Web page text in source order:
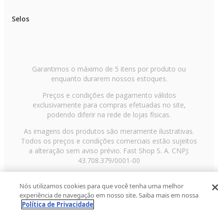
Selos
Garantimos o máximo de 5 itens por produto ou
enquanto durarem nossos estoques.
Preços e condições de pagamento válidos
exclusivamente para compras efetuadas no site,
podendo diferir na rede de lojas físicas.
As imagens dos produtos são meramente ilustrativas.
Todos os preços e condições comerciais estão sujeitos
a alteração sem aviso prévio. Fast Shop S. A. CNPJ:
43.708.379/0001-00
Paulo/SP, CEP 02029-001, Telefone: 11 3003-3728 ©
2013 Fast Shop - Todos os direitos reservadosRF
Nós utilizamos cookies para que você tenha uma melhor
experiência de navegação em nosso site. Saiba mais em nossa
Política de Privacidade